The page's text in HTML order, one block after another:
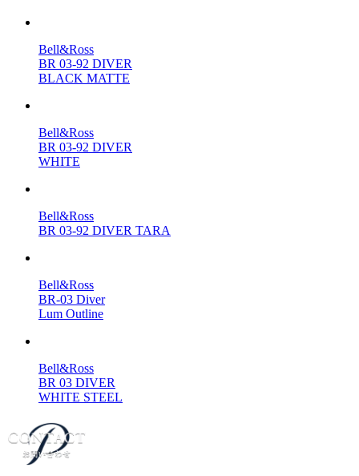
Bell&Ross
BR 03-92 DIVER
BLACK MATTE
Bell&Ross
BR 03-92 DIVER
WHITE
Bell&Ross
BR 03-92 DIVER TARA
Bell&Ross
BR-03 Diver
Lum Outline
Bell&Ross
BR 03 DIVER
WHITE STEEL